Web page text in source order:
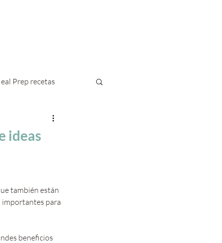
Prep recetas
ideas
también están
importantes para
beneficios